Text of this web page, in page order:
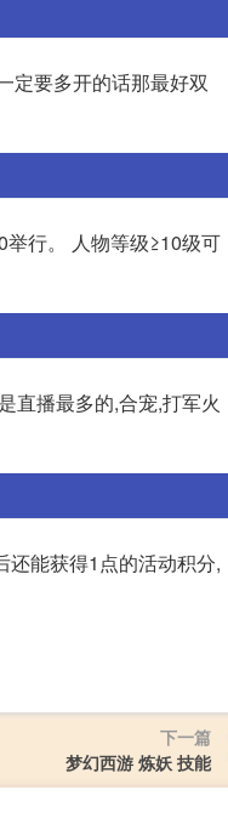
定要多开的话那最好双
行。 人物等级≥10级可
直播最多的,合宠,打军火
还能获得1点的活动积分,
下一篇
梦幻西游 炼妖 技能